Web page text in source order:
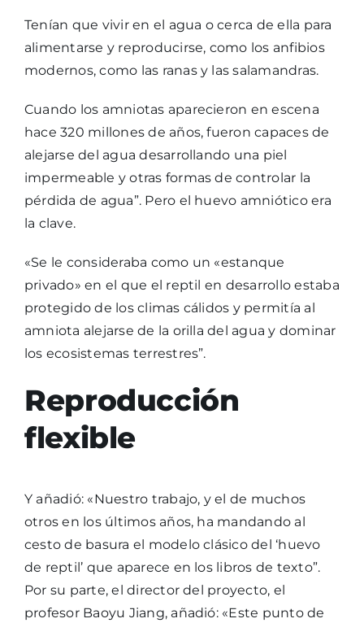
Tenían que vivir en el agua o cerca de ella para
alimentarse y reproducirse, como los anfibios
modernos, como las ranas y las salamandras.
Cuando los amniotas aparecieron en escena
hace 320 millones de años, fueron capaces de
alejarse del agua desarrollando una piel
impermeable y otras formas de controlar la
pérdida de agua”. Pero el huevo amniótico era
la clave.
«Se le consideraba como un «estanque
privado» en el que el reptil en desarrollo estaba
protegido de los climas cálidos y permitía al
amniota alejarse de la orilla del agua y dominar
los ecosistemas terrestres”.
Reproducción
flexible
Y añadió: «Nuestro trabajo, y el de muchos
otros en los últimos años, ha mandando al
cesto de basura el modelo clásico del ‘huevo
de reptil’ que aparece en los libros de texto”.
Por su parte, el director del proyecto, el
profesor Baoyu Jiang, añadió: «Este punto de